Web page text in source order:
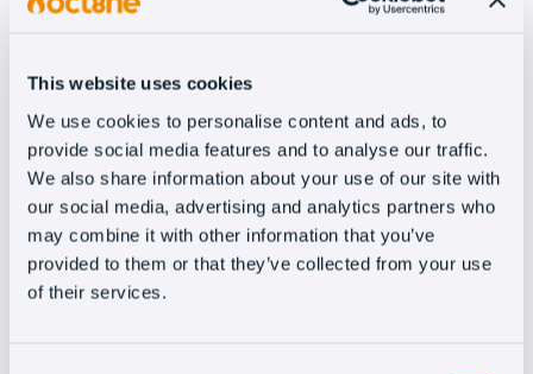
This website uses cookies
We use cookies to personalise content and ads, to
provide social media features and to analyse our traffic.
We also share information about your use of our site with
our social media, advertising and analytics partners who
may combine it with other information that you’ve
provided to them or that they’ve collected from your use
of their services.
Chatbot
con soporte
Chatbot defácil configuración , sin
código. Su sistema de módulos
drag & drop y el soporte visual,
permiten guiar el cliente a través
de una serie de preguntas y
respuestas múltiples, hacia lo que